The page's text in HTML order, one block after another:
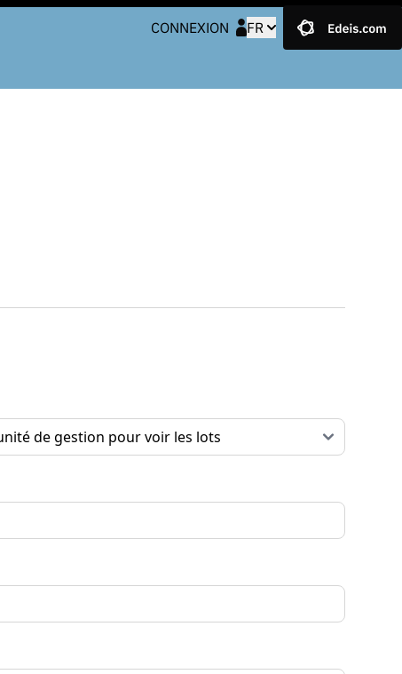
CONNEXION FR